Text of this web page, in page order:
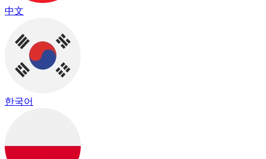
中文
한국어